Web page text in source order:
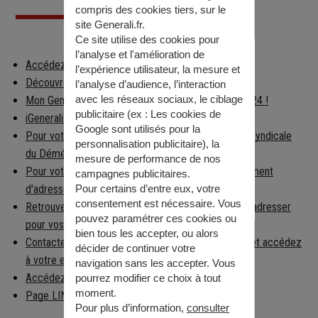
Accédez à votre espace client
Découvrez les applications Generali
Mon Generali : en relation avec votre assureur 24h/24 !
iGenerali : votre épargne dans votre poche !
Pour votre déménagement, consultez la Chambre Syndicale
du Déménagement
Pour votre déménagement, déclarez votre changement
d'adresse
Retrouvez facilement la préfecture à laquelle vous adresser
pour vos démarches
Contactez la caisse nationale d'Assurance Maladie et accédez
à votre espace per…
Accédez aux informations règlementaires
Page LINKEDIN
compris des cookies tiers, sur le
site Generali.fr.
Ce site utilise des cookies pour
l’analyse et l'amélioration de
l’expérience utilisateur, la mesure et
l’analyse d’audience, l’interaction
avec les réseaux sociaux, le ciblage
publicitaire (ex : Les cookies de
Google sont utilisés pour la
personnalisation publicitaire), la
mesure de performance de nos
campagnes publicitaires.
Pour certains d’entre eux, votre
consentement est nécessaire. Vous
pouvez paramétrer ces cookies ou
bien tous les accepter, ou alors
décider de continuer votre
navigation sans les accepter. Vous
pourrez modifier ce choix à tout
moment.
Pour plus d’information, consulter